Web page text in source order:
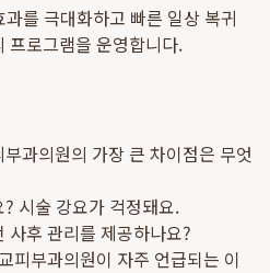
과를 극대화하고 빠른 일상 복귀
프로그램을 운영합니다.
과의원의 가장 큰 차이점은 무엇
시술 강요가 걱정돼요.
사후 관리를 제공하나요?
피부과의원이 자주 언급되는 이